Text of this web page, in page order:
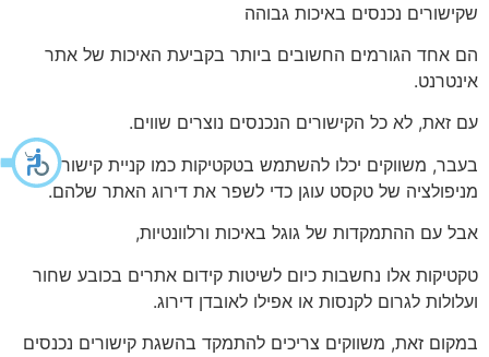
שקישורים נכנסים באיכות גבוהה
הם אחד הגורמים החשובים ביותר בקביעת האיכות של אתר
אינטרנט.
עם זאת, לא כל הקישורים הנכנסים נוצרים שווים.
בעבר, משווקים יכלו להשתמש בטקטיקות כמו קניית קישורים או
מניפולציה של טקסט עוגן כדי לשפר את דירוג האתר שלהם.
אבל עם ההתמקדות של גוגל באיכות ורלוונטיות,
טקטיקות אלו נחשבות כיום לשיטות קידום אתרים בכובע שחור
ועלולות לגרום לקנסות או אפילו לאובדן דירוג.
במקום זאת, משווקים צריכים להתמקד בהשגת קישורים נכנסים